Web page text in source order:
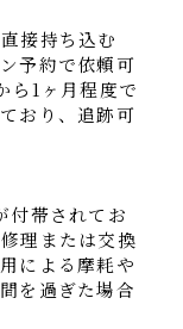
接持ち込む
予約で依頼可
ら1ヶ月程度で
おり、追跡可
付帯されてお
理または交換
による摩耗や
を過ぎた場合